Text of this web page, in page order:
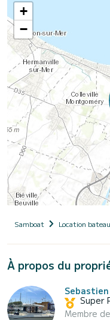
+
−
Samboat Location bateau
À propos du
Sebastien
Super
Membre